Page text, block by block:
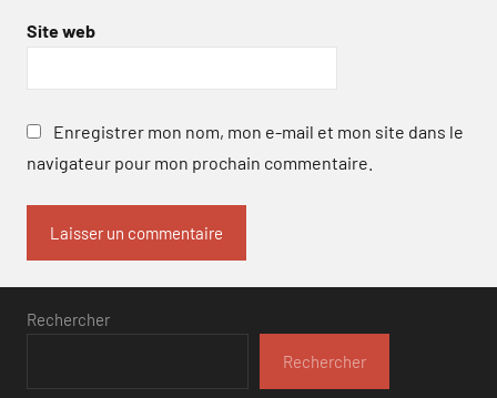
Site web
Enregistrer mon nom, mon e-mail et mon site dans le
navigateur pour mon prochain commentaire.
Rechercher
Rechercher